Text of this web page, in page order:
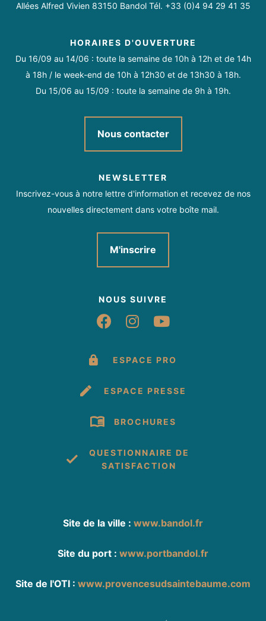
Allées Alfred Vivien 83150 Bandol Tél. +33 (0)4 94 29 41 35
HORAIRES D'OUVERTURE
Du 16/09 au 14/06 : toute la semaine de 10h à 12h et de 14h
à 18h / le week-end de 10h à 12h30 et de 13h30 à 18h.
Du 15/06 au 15/09 : toute la semaine de 9h à 19h.
Nous contacter
NEWSLETTER
Inscrivez-vous à notre lettre d'information et recevez de nos
nouvelles directement dans votre boîte mail.
M'inscrire
NOUS SUIVRE
Suivez-nous sur
Suivez-nous sur
Suivez-nous
ESPACE PRO
ESPACE PRESSE
BROCHURES
QUESTIONNAIRE DE
SATISFACTION
Site de la ville : www.bandol.fr
Site du port : www.portbandol.fr
Site de l'OTI : www.provencesudsaintebaume.com